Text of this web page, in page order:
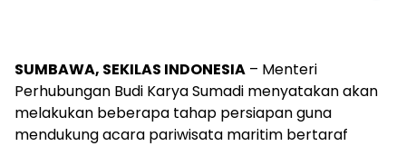
SUMBAWA, SEKILAS INDONESIA – Menteri
Perhubungan Budi Karya Sumadi menyatakan akan
melakukan beberapa tahap persiapan guna
mendukung acara pariwisata maritim bertaraf